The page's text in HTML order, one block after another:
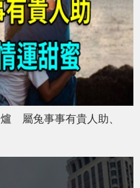
屬兔事事有貴人助、